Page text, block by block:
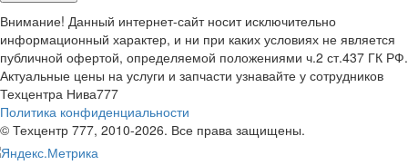
Внимание! Данный интернет-сайт носит исключительно
информационный характер, и ни при каких условиях не является
публичной офертой, определяемой положениями ч.2 ст.437 ГК РФ.
Актуальные цены на услуги и запчасти узнавайте у сотрудников
Техцентра Нива777
Политика конфиденциальности
© Техцентр 777, 2010-2026. Все права защищены.